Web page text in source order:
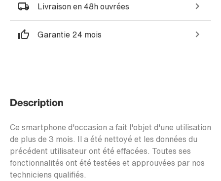
Livraison en 48h ouvrées
Garantie 24 mois
Description
Ce smartphone d'occasion a fait l'objet d'une utilisation
de plus de 3 mois. Il a été nettoyé et les données du
précédent utilisateur ont été effacées. Toutes ses
fonctionnalités ont été testées et approuvées par nos
techniciens qualifiés.